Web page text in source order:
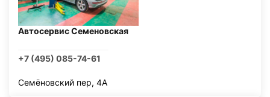
Автосервис Семеновская
+7 (495) 085-74-61
Семёновский пер, 4А